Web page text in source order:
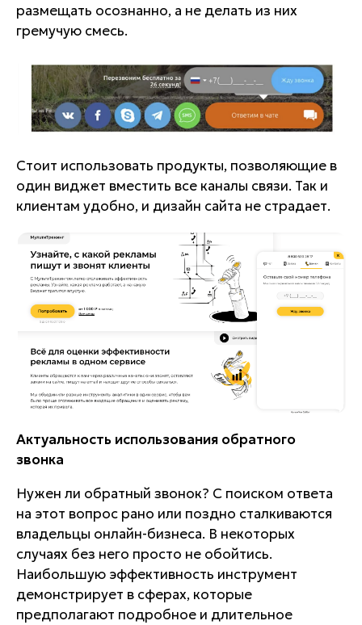
размещать осознанно, а не делать из них
гремучую смесь.
Стоит использовать продукты, позволяющие в
один виджет вместить все каналы связи. Так и
клиентам удобно, и дизайн сайта не страдает.
Актуальность использования обратного
звонка
Нужен ли обратный звонок? С поиском ответа
на этот вопрос рано или поздно сталкиваются
владельцы онлайн-бизнеса. В некоторых
случаях без него просто не обойтись.
Наибольшую эффективность инструмент
демонстрирует в сферах, которые
предполагают подробное и длительное